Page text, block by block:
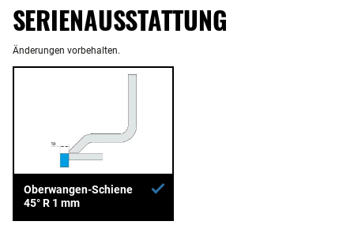
SERIENAUSSTATTUNG
Änderungen vorbehalten.
Oberwangen-Schiene
45° R 1 mm